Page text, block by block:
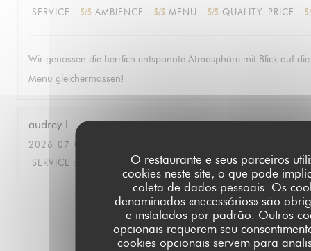
O restaurante e seus parceiros
cookies neste site, o que pode
coleta de dados pessoais. Os
denominados «necessários» são
e instalados por padrão. Outros
opcionais requerem seu
cookies opcionais servem para
SERVICE : 5/5 AMBIENCE : 5/5 MENU : 5/5 QUALITY_PRICE : 5
Wir genossen die herrlich entspannte Atmosphäre mit Blick auf
Menü gleichermassen!
audrey L
2026-07-09
SERVICE : AMBIENCE : 5/5 MENU: 4 /5 QUALITY_PRICE: 4
1 2 3